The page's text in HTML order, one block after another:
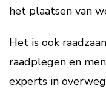
het plaatsen van
Het is ook
raadplegen en
experts in